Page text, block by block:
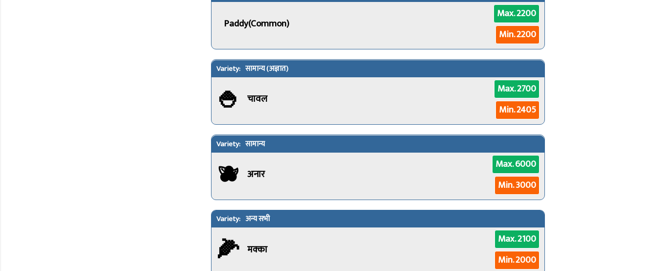
Paddy(Common)
Max. 2200
Min. 2200
सामान्य (अज्ञात)
🍚 चावल
Max. 2700
Min. 2405
सामान्य
🫐 अनार
Max. 6000
Min. 3000
अन्य सभी
🌽 मक्का
Max. 2100
Min. 2000